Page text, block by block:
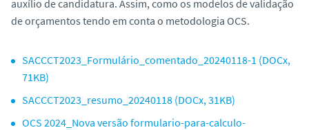
auxílio de candidatura. Assim, como os modelos de validação
de orçamentos tendo em conta o metodologia OCS.
SACCCT2023_Formulário_comentado_20240118-1 (DOCx,
71KB)
SACCCT2023_resumo_20240118 (DOCx, 31KB)
OCS 2024_Nova versão formulario-para-calculo-